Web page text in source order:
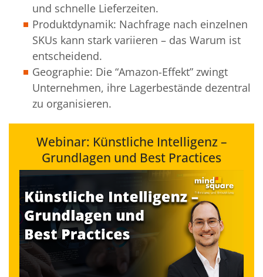
und schnelle Lieferzeiten.
Produktdynamik: Nachfrage nach einzelnen
SKUs kann stark variieren – das Warum ist
entscheidend.
Geographie: Die “Amazon-Effekt” zwingt
Unternehmen, ihre Lagerbestände dezentral
zu organisieren.
Webinar: Künstliche Intelligenz –
Grundlagen und Best Practices